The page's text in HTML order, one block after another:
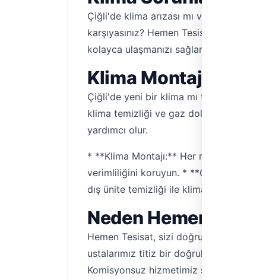
Çiğli'de klima arızası mı var? Yeni bir
karşıyasınız? Hemen Tesisat,
kolayca ulaşmanızı sağlar. Artık klima
Klima Montaj ve
Çiğli'de yeni bir klima mı taktırmak
klima temizliği ve gaz dolumu gibi
yardımcı olur.
* **Klima Montajı:** Her marka ve
verimliliğini koruyun. * **Gaz
dış ünite temizliği ile klima sağlığınızı
Neden Hemen
Hemen Tesisat, sizi doğrudan
ustalarımız titiz bir doğrulama
Komisyonsuz hizmetimiz sayesinde,